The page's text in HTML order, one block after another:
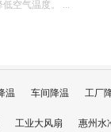
成直接经济损...
温 车间降温 工厂
工业大风扇 惠州水